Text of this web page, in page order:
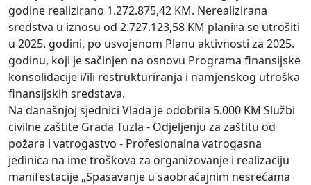
godine realizirano 1.272.875,42 KM. Nerealizirana
sredstva u iznosu od 2.727.123,58 KM planira se utrošiti
u 2025. godini, po usvojenom Planu aktivnosti za 2025.
godinu, koji je sačinjen na osnovu Programa finansijske
konsolidacije i/ili restrukturiranja i namjenskog utroška
finansijskih sredstava.
Na današnjoj sjednici Vlada je odobrila 5.000 KM Službi
civilne zaštite Grada Tuzla - Odjeljenju za zaštitu od
požara i vatrogastvo - Profesionalna vatrogasna
jedinica na ime troškova za organizovanje i realizaciju
manifestacije „Spasavanje u saobraćajnim nesrećama